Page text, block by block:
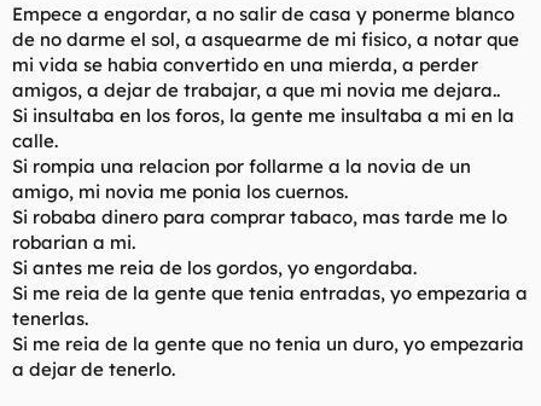
Empece a engordar, a no salir de casa y ponerme blanco
de no darme el sol, a asquearme de mi fisico, a notar que
mi vida se habia convertido en una mierda, a perder
amigos, a dejar de trabajar, a que mi novia me dejara..
Si insultaba en los foros, la gente me insultaba a mi en la
calle.
Si rompia una relacion por follarme a la novia de un
amigo, mi novia me ponia los cuernos.
Si robaba dinero para comprar tabaco, mas tarde me lo
robarian a mi.
Si antes me reia de los gordos, yo engordaba.
Si me reia de la gente que tenia entradas, yo empezaria a
tenerlas.
Si me reia de la gente que no tenia un duro, yo empezaria
a dejar de tenerlo.